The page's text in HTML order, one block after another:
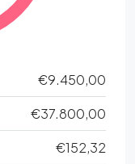
€9.450,00
€37.800,00
€152,32